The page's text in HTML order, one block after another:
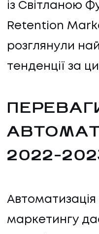
із Світланою
Retention
розглянули
тенденції за
2022-
маркетингу